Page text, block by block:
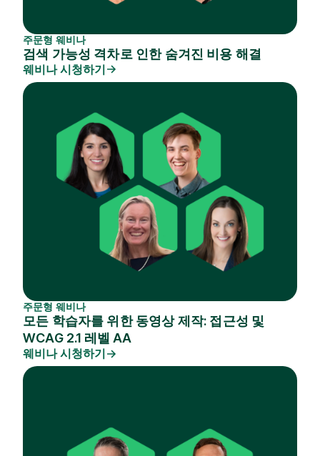
주문형 웨비나
검색 가능성 격차로 인한 숨겨진 비용 해결
웨비나 시청하기
주문형 웨비나
모든 학습자를 위한 동영상 제작: 접근성 및
WCAG 2.1 레벨 AA
웨비나 시청하기